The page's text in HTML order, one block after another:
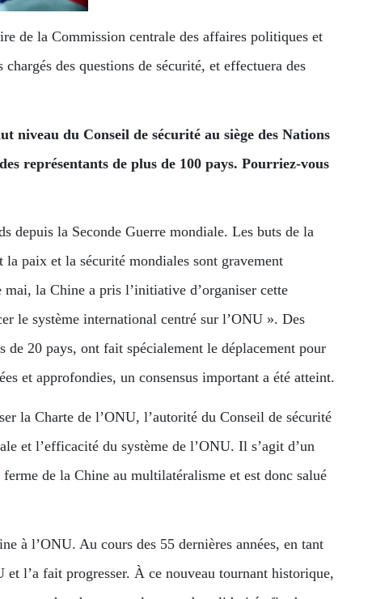
de la Commission centrale des affaires politiques et
des questions de sécurité, et effectuera des
niveau du Conseil de sécurité au siège des Nations
représentants de plus de 100 pays. Pourriez-vous
depuis la Seconde Guerre mondiale. Les buts de la
la paix et la sécurité mondiales sont gravement
la Chine a pris l’initiative d’organiser cette
le système international centré sur l’ONU ». Des
de 20 pays, ont fait spécialement le déplacement pour
et approfondies, un consensus important a été atteint.
la Charte de l’ONU, l’autorité du Conseil de sécurité
et l’efficacité du système de l’ONU. Il s’agit d’un
de la Chine au multilatéralisme et est donc salué
à l’ONU. Au cours des 55 dernières années, en tant
l’a fait progresser. À ce nouveau tournant historique,